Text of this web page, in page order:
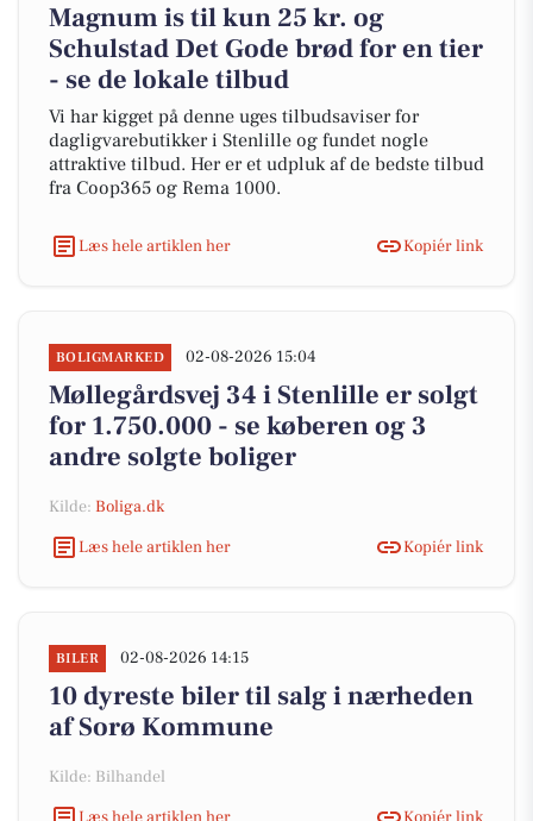
Magnum is til kun 25 kr. og
Schulstad Det Gode brød for en tier
- se de lokale tilbud
Vi har kigget på denne uges tilbudsaviser for
dagligvarebutikker i Stenlille og fundet nogle
attraktive tilbud. Her er et udpluk af de bedste tilbud
fra Coop365 og Rema 1000.
Læs hele artiklen her Kopiér link
BOLIGMARKED 02-08-2026 15:04
Møllegårdsvej 34 i Stenlille er solgt
for 1.750.000 - se køberen og 3
andre solgte boliger
Kilde: Boliga.dk
Læs hele artiklen her
Kopiér link
BILER 02-08-2026 14:15
10 dyreste biler til salg i nærheden
af Sorø Kommune
Kilde: Bilhandel